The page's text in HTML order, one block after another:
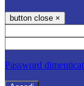
button close ×
Password